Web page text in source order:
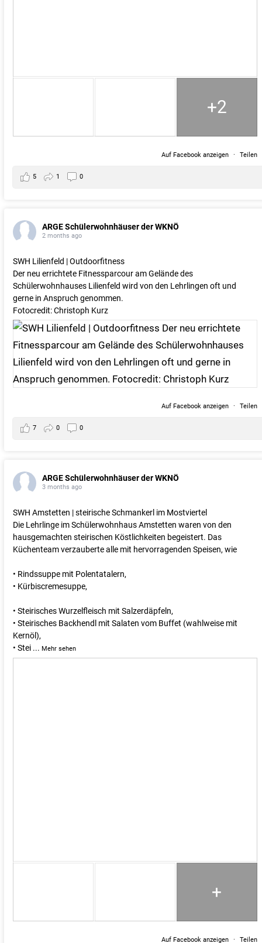
+2
Auf Facebook anzeigen · Teilen
5 1 0
ARGE Schülerwohnhäuser der WKNÖ
2 months ago
SWH Lilienfeld | Outdoorfitness
Der neu errichtete Fitnessparcour am Gelände des
Schülerwohnhauses Lilienfeld wird von den Lehrlingen oft und
gerne in Anspruch genommen.
Fotocredit: Christoph Kurz
Auf Facebook anzeigen · Teilen
7 0 0
ARGE Schülerwohnhäuser der WKNÖ
3 months ago
SWH Amstetten | steirische Schmankerl im Mostviertel
Die Lehrlinge im Schülerwohnhaus Amstetten waren von den
hausgemachten steirischen Köstlichkeiten begeistert. Das
Küchenteam verzauberte alle mit hervorragenden Speisen, wie
• Rindssuppe mit Polentatalern,
• Kürbiscremesuppe,
• Steirisches Wurzelfleisch mit Salzerdäpfeln,
• Steirisches Backhendl mit Salaten vom Buffet (wahlweise mit
Kernöl),
• Stei ... Mehr sehen
+
Auf Facebook anzeigen · Teilen